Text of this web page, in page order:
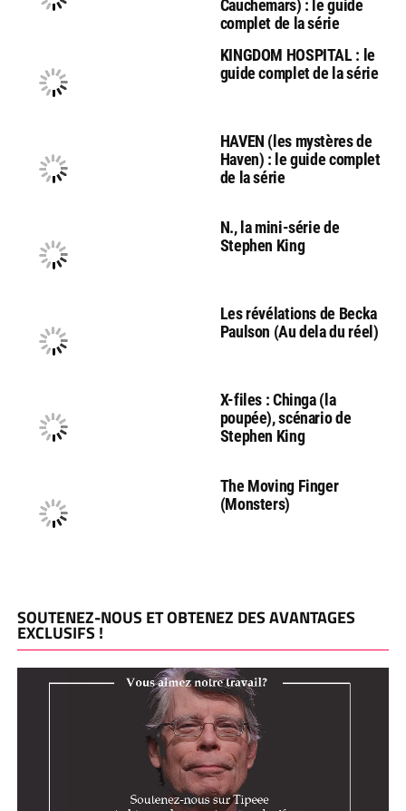
Cauchemars) : le guide
complet de la série
KINGDOM HOSPITAL : le
guide complet de la série
HAVEN (les mystères de
Haven) : le guide complet
de la série
N., la mini-série de
Stephen King
Les révélations de Becka
Paulson (Au dela du réel)
X-files : Chinga (la
poupée), scénario de
Stephen King
The Moving Finger
(Monsters)
SOUTENEZ-NOUS ET OBTENEZ DES AVANTAGES
EXCLUSIFS !